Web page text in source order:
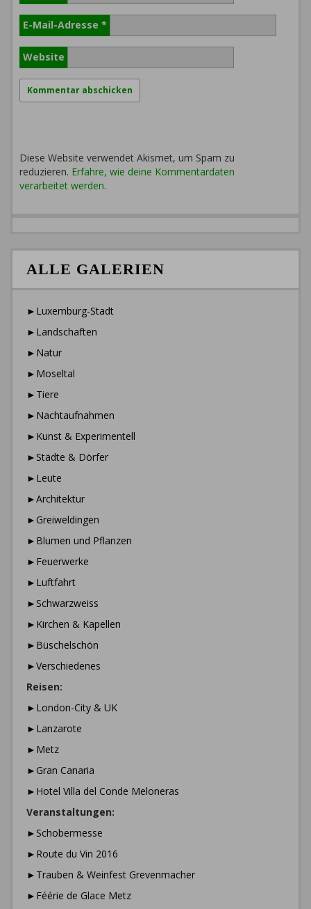
E-Mail-Adresse *
Website
Diese Website verwendet Akismet, um Spam zu
reduzieren. Erfahre, wie deine Kommentardaten
verarbeitet werden.
ALLE GALERIEN
►Luxemburg-Stadt
►Landschaften
►Natur
►Moseltal
►Tiere
►Nachtaufnahmen
►Kunst & Experimentell
►Städte & Dörfer
►Leute
►Architektur
►Greiweldingen
►Blumen und Pflanzen
►Feuerwerke
►Luftfahrt
►Schwarzweiss
►Kirchen & Kapellen
►Büschelschön
►Verschiedenes
Reisen:
►London-City & UK
►Lanzarote
►Metz
►Gran Canaria
►Hotel Villa del Conde Meloneras
Veranstaltungen:
►Schobermesse
►Route du Vin 2016
►Trauben & Weinfest Grevenmacher
►Féérie de Glace Metz